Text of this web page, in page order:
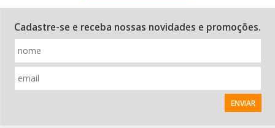
Cadastre-se e receba nossas novidades e promoções.
ENVIAR